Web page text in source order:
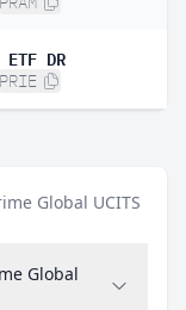
DR
PRIE
Global UCITS
Global